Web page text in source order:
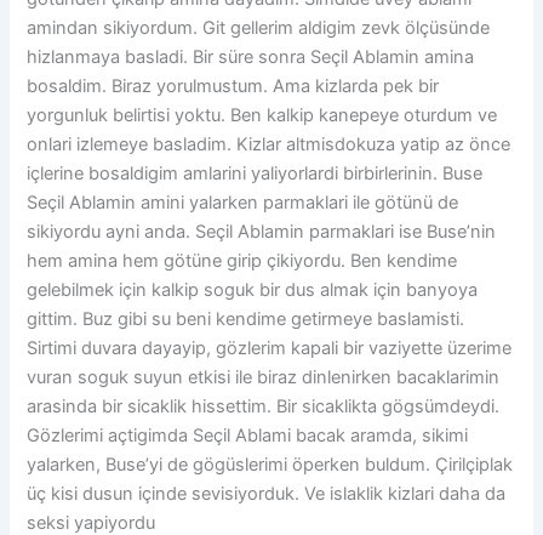
amindan sikiyordum. Git gellerim aldigim zevk ölçüsünde
hizlanmaya basladi. Bir süre sonra Seçil Ablamin amina
bosaldim. Biraz yorulmustum. Ama kizlarda pek bir
yorgunluk belirtisi yoktu. Ben kalkip kanepeye oturdum ve
onlari izlemeye basladim. Kizlar altmisdokuza yatip az önce
içlerine bosaldigim amlarini yaliyorlardi birbirlerinin. Buse
Seçil Ablamin amini yalarken parmaklari ile götünü de
sikiyordu ayni anda. Seçil Ablamin parmaklari ise Buse’nin
hem amina hem götüne girip çikiyordu. Ben kendime
gelebilmek için kalkip soguk bir dus almak için banyoya
gittim. Buz gibi su beni kendime getirmeye baslamisti.
Sirtimi duvara dayayip, gözlerim kapali bir vaziyette üzerime
vuran soguk suyun etkisi ile biraz dinlenirken bacaklarimin
arasinda bir sicaklik hissettim. Bir sicaklikta gögsümdeydi.
Gözlerimi açtigimda Seçil Ablami bacak aramda, sikimi
yalarken, Buse’yi de gögüslerimi öperken buldum. Çirilçiplak
üç kisi dusun içinde sevisiyorduk. Ve islaklik kizlari daha da
seksi yapiyordu